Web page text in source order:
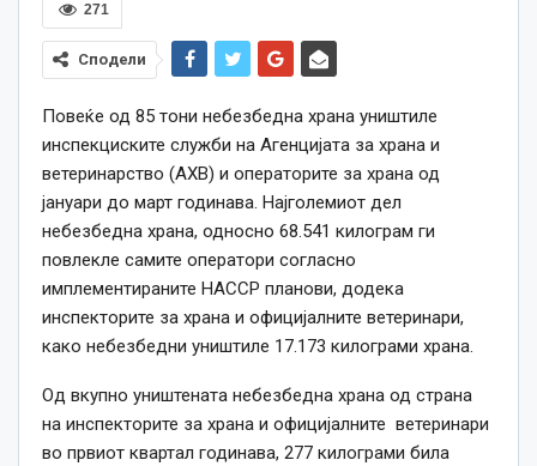
271
Сподели
Повеќе од 85 тони небезбедна храна уништиле
инспекциските служби на Агенцијата за храна и
ветеринарство (АХВ) и операторите за храна од
јануари до март годинава. Најголемиот дел
небезбедна храна, односно 68.541 килограм ги
повлекле самите оператори согласно
имплементираните HACCP планови, додека
инспекторите за храна и официјалните ветеринари,
како небезбедни уништиле 17.173 килограми храна.
Од вкупно уништената небезбедна храна од страна
на инспекторите за храна и официјалните ветеринари
во првиот квартал годинава, 277 килограми била